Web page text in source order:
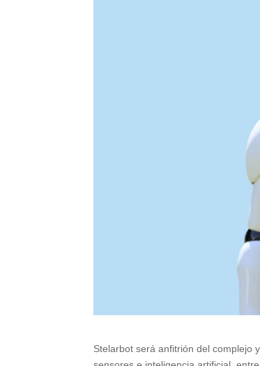
Stelarbot será anfitrión del complejo